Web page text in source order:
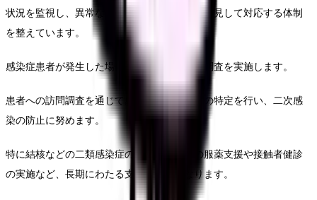
状況を監視し、異常な発生パターンを早期に発見して対応する体制
を整えています。
感染症患者が発生した場合には、積極的疫学調査を実施します。
患者への訪問調査を通じて感染経路や接触者の特定を行い、二次感
染の防止に努めます。
特に結核などの二類感染症の場合は、患者の服薬支援や接触者健診
の実施など、長期にわたる支援が必要となります。